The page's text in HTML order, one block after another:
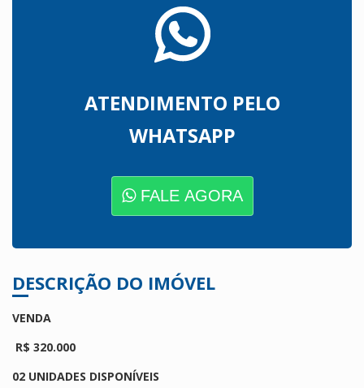
ATENDIMENTO PELO
WHATSAPP
FALE AGORA
DESCRIÇÃO DO IMÓVEL
VENDA
R$ 320.000
02 UNIDADES DISPONÍVEIS